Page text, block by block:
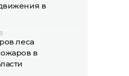
в
леса
в